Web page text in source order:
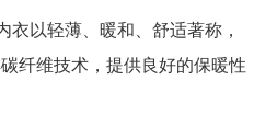
以轻薄、暖和、舒适著称，
纤维技术，提供良好的保暖性